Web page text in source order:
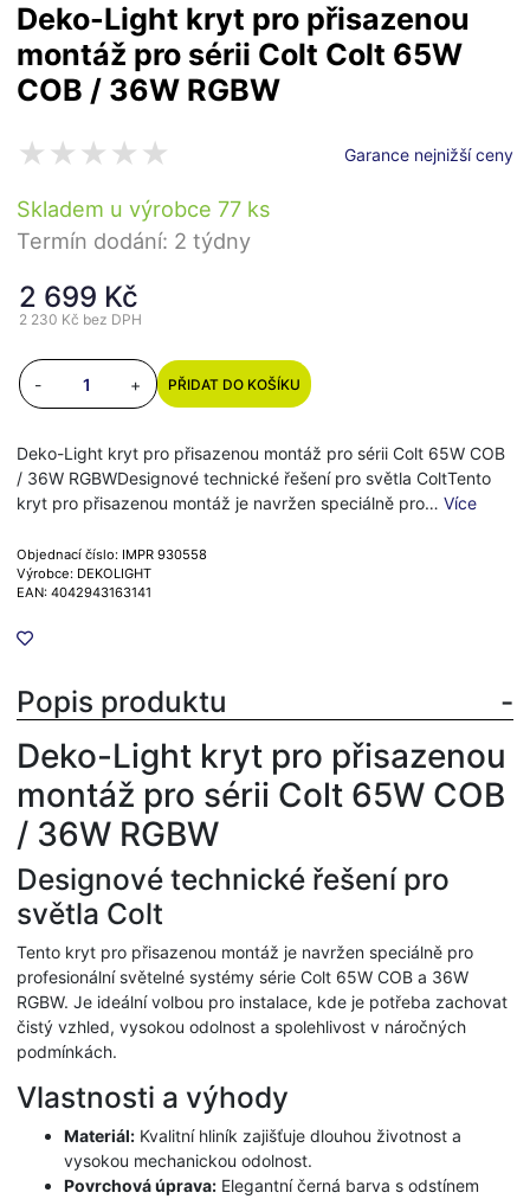
Deko-Light kryt pro přisazenou
montáž pro sérii Colt Colt 65W
COB / 36W RGBW
Garance nejnižší ceny
Skladem u výrobce 77 ks
Termín dodání: 2 týdny
2 699 Kč
2 230 Kč bez DPH
- + PŘIDAT DO KOŠÍKU
Deko-Light kryt pro přisazenou montáž pro sérii Colt 65W COB
/ 36W RGBWDesignové technické řešení pro světla ColtTento
kryt pro přisazenou montáž je navržen speciálně pro… Více
Objednací číslo: IMPR 930558
Výrobce: DEKOLIGHT
EAN: 4042943163141
Popis produktu
Deko-Light kryt pro přisazenou
montáž pro sérii Colt 65W COB
/ 36W RGBW
Designové technické řešení pro
světla Colt
Tento kryt pro přisazenou montáž je navržen speciálně pro
profesionální světelné systémy série Colt 65W COB a 36W
RGBW. Je ideální volbou pro instalace, kde je potřeba zachovat
čistý vzhled, vysokou odolnost a spolehlivost v náročných
podmínkách.
Vlastnosti a výhody
Materiál: Kvalitní hliník zajišťuje dlouhou životnost a
vysokou mechanickou odolnost.
Povrchová úprava: Elegantní černá barva s odstínem